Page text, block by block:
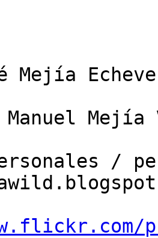
Mejía
Manuel
/